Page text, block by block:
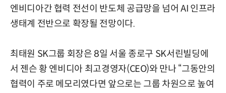
엔비디아간 협력 전선이 반도체 공급망을 넘어 AI 인프라
생태계 전반으로 확장될 전망이다.
최태원 SK그룹 회장은 8일 서울 종로구 SK서린빌딩에
서 젠슨 황 엔비디아 최고경영자(CEO)와 만나 “그동안의
협력이 주로 메모리였다면 앞으로는 그룹 차원으로 높여